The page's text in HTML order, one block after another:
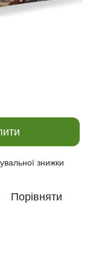
знижки
Порівняти